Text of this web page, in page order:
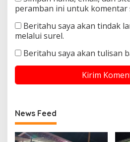
peramban ini untuk komentar
Beritahu saya akan tindak
melalui surel.
Beritahu saya akan tulisan
News Feed